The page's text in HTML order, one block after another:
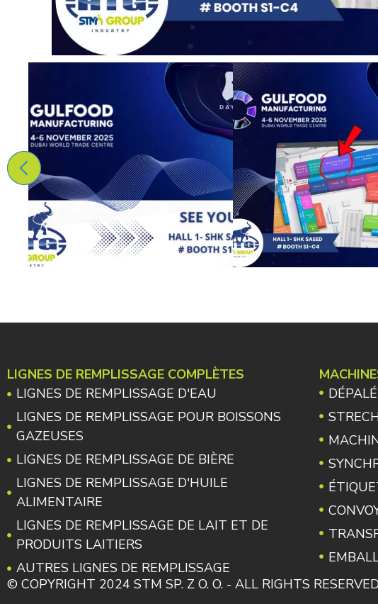
LIGNES DE REMPLISSAGE COMPLÈTES
LIGNES DE REMPLISSAGE D'EAU
LIGNES DE REMPLISSAGE POUR BOISSONS
GAZEUSES
LIGNES DE REMPLISSAGE DE BIÈRE
LIGNES DE REMPLISSAGE D'HUILE
ALIMENTAIRE
LIGNES DE REMPLISSAGE DE LAIT ET DE
PRODUITS LAITIERS
AUTRES LIGNES DE REMPLISSAGE
© COPYRIGHT 2024 STM SP. Z O. O. - ALL RIGHTS